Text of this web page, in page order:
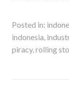
Posted in:
indonesia,
piracy,rolling